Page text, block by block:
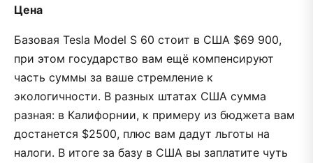
Цена
Базовая Tesla Model S 60 стоит в США $69 900,
при этом государство вам ещё компенсируют
часть суммы за ваше стремление к
экологичности. В разных штатах США сумма
разная: в Калифорнии, к примеру из бюджета вам
достанется $2500, плюс вам дадут льготы на
налоги. В итоге за базу в США вы заплатите чуть